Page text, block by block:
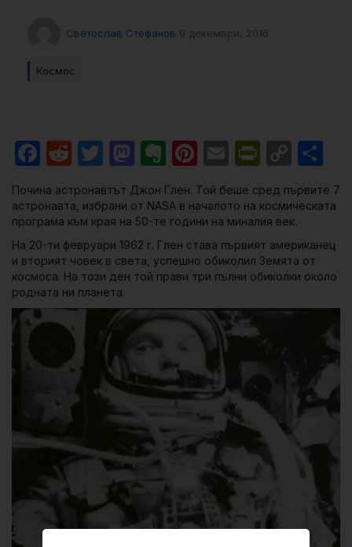
Светослав Стефанов 9 декември, 2016
Космос
Facebook
RedditTwitter
Mastodon
Evernote
Pinterest
Email
Link
Почина астронавтът Джон Глен. Той беше сред първите 7
астронавта, избрани от NASA в началото на космическата
програма към края на 50-те години на миналия век.
На 20-ти февруари 1962 г. Глен става първият американец
и вторият човек в света, успешно обиколил Земята от
космоса. На този ден той прави три пълни обиколки около
родната ни планета.